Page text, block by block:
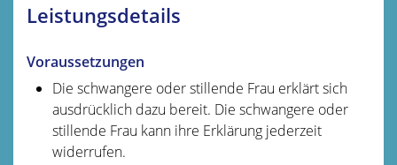
Leistungsdetails
Voraussetzungen
Die schwangere oder stillende Frau erklärt sich
ausdrücklich dazu bereit. Die schwangere oder
stillende Frau kann ihre Erklärung jederzeit
widerrufen.